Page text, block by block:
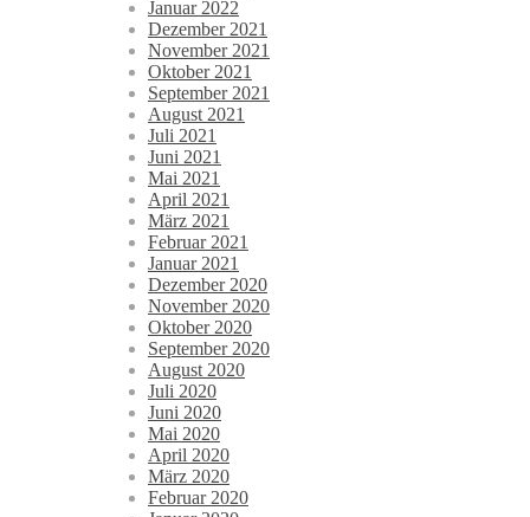
Januar 2022
Dezember 2021
November 2021
Oktober 2021
September 2021
August 2021
Juli 2021
Juni 2021
Mai 2021
April 2021
März 2021
Februar 2021
Januar 2021
Dezember 2020
November 2020
Oktober 2020
September 2020
August 2020
Juli 2020
Juni 2020
Mai 2020
April 2020
März 2020
Februar 2020